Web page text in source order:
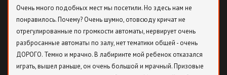
Очень много подобных мест мы посетили. Но здесь нам не
понравилось. Почему? Очень шумно, отовсюду кричат не
отрегулированные по громкости автоматы, нервирует очень
разбросанные автоматы по залу, нет тематики общей - очень
ДОРОГО. Темно и мрачно. В лабиринте мой ребенок отказался
играть, вышел раньше, он очень большой и мрачный. Призовые